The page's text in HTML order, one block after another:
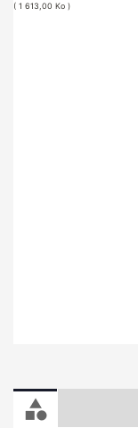
( 1 613,00 Ko )